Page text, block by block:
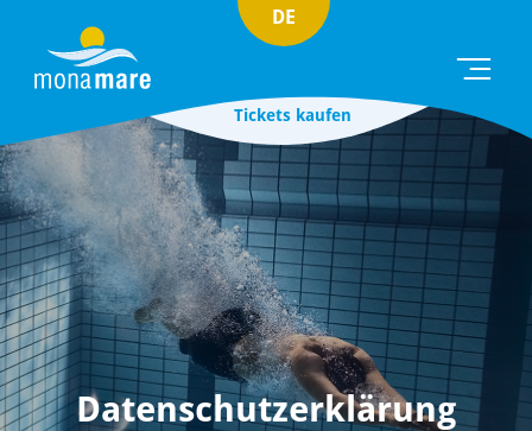
Tickets kaufen
DE
Datenschutzerklärung